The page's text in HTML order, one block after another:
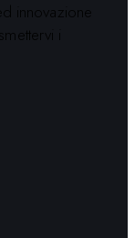
innovazione
i